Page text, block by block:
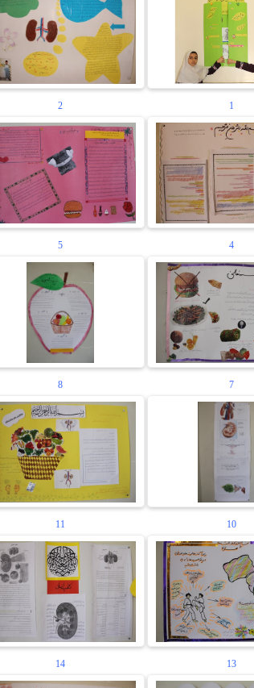
1
2
4
5
7
8
10
11
13
14